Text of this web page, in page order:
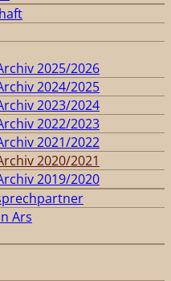
2025/2026
2024/2025
2023/2024
2022/2023
2021/2022
2020/2021
2019/2020
Ars